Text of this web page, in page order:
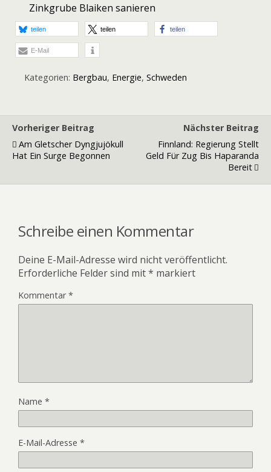
Zinkgrube Blaiken sanieren
teilen teilen teilen
E-Mail
Kategorien: Bergbau, Energie, Schweden
Vorheriger Beitrag
Am Gletscher Dyngjujökull
Hat Ein Surge Begonnen
Nächster Beitrag
Finnland: Regierung Stellt
Geld Für Zug Bis Haparanda
Bereit
Schreibe einen Kommentar
Deine E-Mail-Adresse wird nicht veröffentlicht.
Erforderliche Felder sind mit* markiert
Kommentar*
Name *
E-Mail-Adresse *